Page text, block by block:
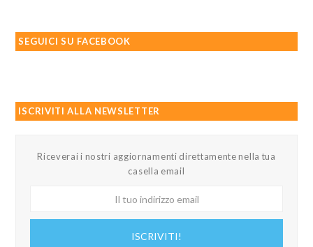
SEGUICI SU FACEBOOK
ISCRIVITI ALLA NEWSLETTER
Riceverai i nostri aggiornamenti direttamente nella tua
casella email
ISCRIVITI!